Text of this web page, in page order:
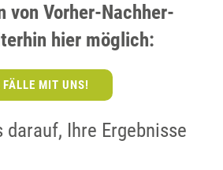
von Vorher-Nachher-
hier möglich:
MIT UNS!
darauf, Ihre Ergebnisse